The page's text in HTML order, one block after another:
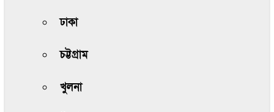
ঢাকা
চট্টগ্রাম
খুলনা